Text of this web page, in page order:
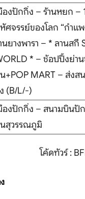
องปักกิ่ง – ร้านหยก –
ศจรรย์ของโลก “กำแ
นยางพารา – * ลานสกี
* – ช้อปปิ้งย่า
+POP MART – ส่งส
(B/L/-)
องปักกิ่ง – สนามบินปั
สุวรรณภูมิ
โค้ดทัวร์ :